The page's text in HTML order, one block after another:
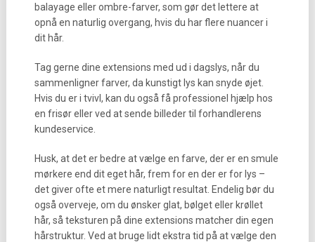
balayage eller ombre-farver, som gør det lettere at
opnå en naturlig overgang, hvis du har flere nuancer i
dit hår.
Tag gerne dine extensions med ud i dagslys, når du
sammenligner farver, da kunstigt lys kan snyde øjet.
Hvis du er i tvivl, kan du også få professionel hjælp hos
en frisør eller ved at sende billeder til forhandlerens
kundeservice.
Husk, at det er bedre at vælge en farve, der er en smule
mørkere end dit eget hår, frem for en der er for lys –
det giver ofte et mere naturligt resultat. Endelig bør du
også overveje, om du ønsker glat, bølget eller krøllet
hår, så teksturen på dine extensions matcher din egen
hårstruktur. Ved at bruge lidt ekstra tid på at vælge den